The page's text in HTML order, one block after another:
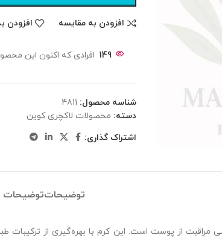
افزودن به مقایسه افزودن
149 افرادی که اکنون این
شناسه محصول: 4811
دسته: محصولات لاکچری کوین
اشتراک گذاری:
توضیحاتتوضیحات
از پوست است. این کرم با بهره‌گیری از ترکیبات